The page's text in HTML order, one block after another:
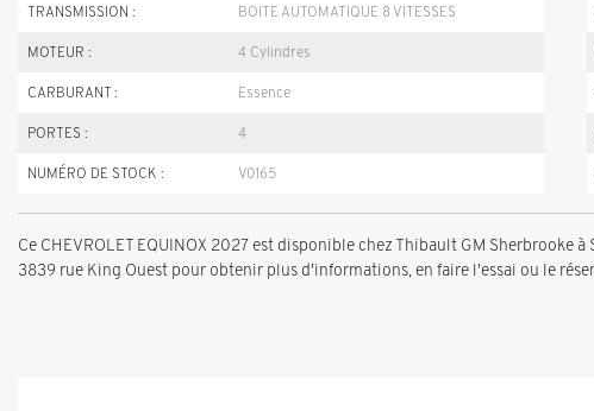
TRANSMISSION : BOITE AUTOMATIQUE 8 VITESSES
MOTEUR : 4 Cylindres
CARBURANT : Essence
PORTES : 4
NUMÉRO DE STOCK : V0165
Ce CHEVROLET EQUINOX 2027 est disponible chez Thibault GM Sherbrooke
3839 rue King Ouest pour obtenir plus d'informations, en faire l'essai ou le